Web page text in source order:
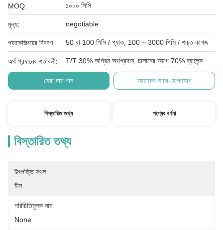
MOQ: ১০০০ পিসি
মূল্য: negotiable
প্যাকেজিংয়ের বিবরণ: 50 বা 100 পিসি / প্যাক, 100 ~ 3000 পিসি / শক্ত কাগজ
অর্থ প্রদানের শর্তাবলী: T/T 30% অগ্রিম অর্থপ্রদান, চালানের আগে 70% ব্যালেন্স
সেরা দাম পান আমাদের সাথে যোগাযোগ
বিস্তারিত তথ্য পণ্যের বর্ণনা
বিস্তারিত তথ্য
উৎপত্তি স্থল:
চীন
পরিচিতিমুলক নাম:
None